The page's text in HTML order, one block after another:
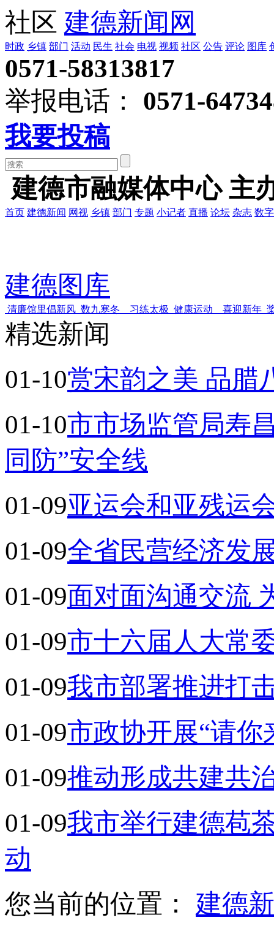
社区 建德新闻网
时政 乡镇 部门 活动 民生 社会 电视 视频 社区 公告 评论 图库
0571-58313817
举报电话：
0571-
我要投稿
建德市融媒体中心 主
首页 建德新闻 网视 乡镇 部门 专题 小记者 直播 论坛 杂志 数
建德图库
清廉馆里倡新风 数九寒冬 习练太极 健康运动 喜迎新年
精选新闻
01-10赏宋韵之美 品腊
01-10市市场监管局寿
同防”安全线
01-09亚运会和亚残运
01-09全省民营经济发
01-09面对面沟通交流
01-09市十六届人大常
01-09我市部署推进打
01-09市政协开展“请你
01-09推动形成共建共
01-09我市举行建德苞
动
您当前的位置： 建德